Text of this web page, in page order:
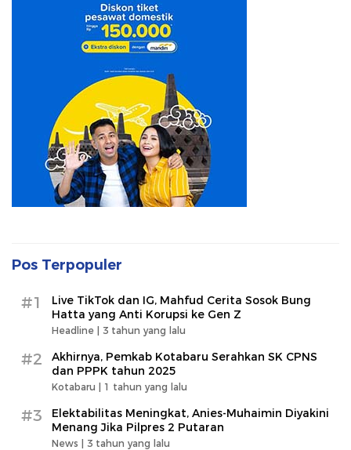
Pos Terpopuler
#1
Live TikTok dan IG, Mahfud Cerita Sosok Bung
Hatta yang Anti Korupsi ke Gen Z
Headline | 3 tahun yang lalu
#2
Akhirnya, Pemkab Kotabaru Serahkan SK CPNS
dan PPPK tahun 2025
Kotabaru | 1 tahun yang lalu
#3
Elektabilitas Meningkat, Anies-Muhaimin Diyakini
Menang Jika Pilpres 2 Putaran
News | 3 tahun yang lalu